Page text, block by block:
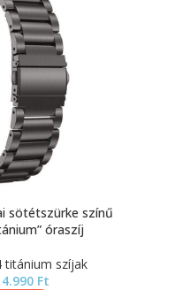
sötétszürke színű
óraszíj
titánium szíjak
Ft